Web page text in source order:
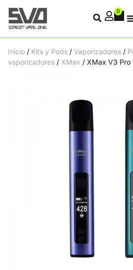
0
Inicio / Kits y Pods / Vaporizadores /
vaporizadores / XMax / XMax V3 Pro